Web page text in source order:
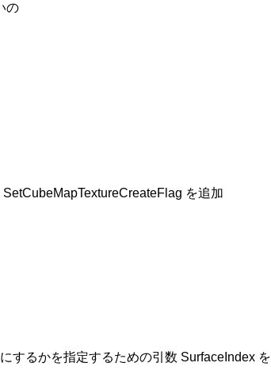
の
を追加
するかを指定するための引数 SurfaceIndex を